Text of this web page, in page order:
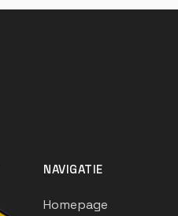
NAVIGATIE
Homepage